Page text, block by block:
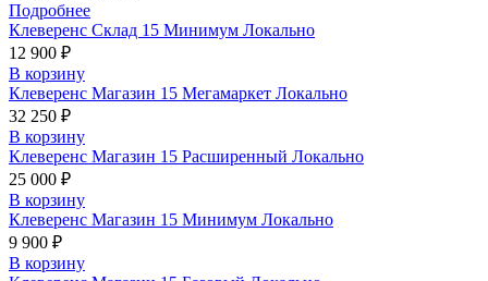
Подробнее
Клеверенс Склад 15 Минимум Локально
12 900 ₽
В корзину
Клеверенс Магазин 15 Мегамаркет Локально
32 250 ₽
В корзину
Клеверенс Магазин 15 Расширенный Локально
25 000 ₽
В корзину
Клеверенс Магазин 15 Минимум Локально
9 900 ₽
В корзину